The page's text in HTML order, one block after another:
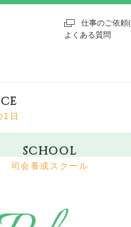
仕事のご依頼
よくある質問
1日
SCHOOL
司会養成スクール